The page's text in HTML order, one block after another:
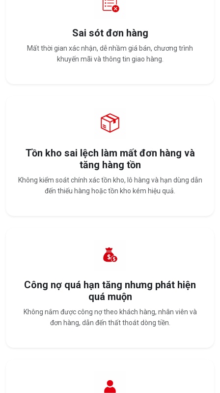
Sai sót đơn hàng
Mất thời gian xác nhận, dễ nhầm giá bán, chương trình
khuyến mãi và thông tin giao hàng.
Tồn kho sai lệch làm mất đơn hàng và
tăng hàng tồn
Không kiểm soát chính xác tồn kho, lô hàng và hạn dùng dẫn
đến thiếu hàng hoặc tồn kho kém hiệu quả.
Công nợ quá hạn tăng nhưng phát hiện
quá muộn
Không nắm được công nợ theo khách hàng, nhân viên và
đơn hàng, dẫn đến thất thoát dòng tiền.